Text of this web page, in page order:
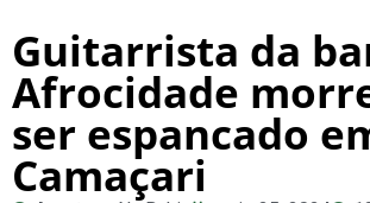
Guitarrista da
Afrocidade
ser espancado
Camaçari